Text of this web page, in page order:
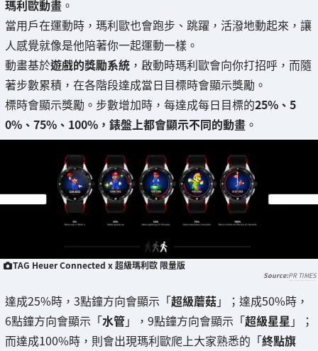
瑪利歐動畫 。
當用戶在運動時，瑪利歐也會跑步、跳躍，活潑地動起來，讓
人感覺就像是他陪著你一起運動一樣。
動畫基於遊戲的獎勵系統 ，啟動時瑪利歐會向你打招呼，而隨
著步數累積，在各階段達成當日目標時會顯示獎勵。
標時會顯示獎勵。步數增加時，每達成每日目標的25%、5
0%、75%、100%，錶盤上都會顯示不同的動畫 。
TAG Heuer Connected x 超級瑪利歐 限量版
PR TIMES
達成25%時，3點鐘方向會顯示「超級蘑菇」；達成50%時，
6點鐘方向會顯示「水管」，9點鐘方向會顯示「超級星星 」；
而達成100%時，則會出現瑪利歐爬上大家熟悉的「終點旗